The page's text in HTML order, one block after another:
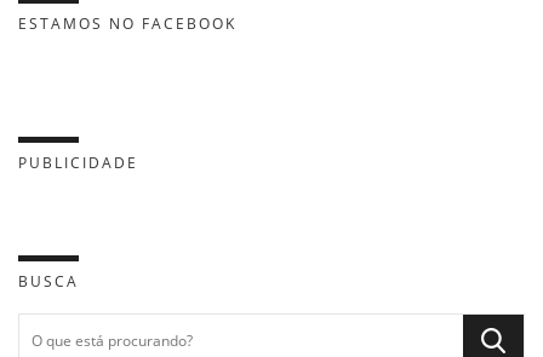
ESTAMOS NO FACEBOOK
PUBLICIDADE
BUSCA